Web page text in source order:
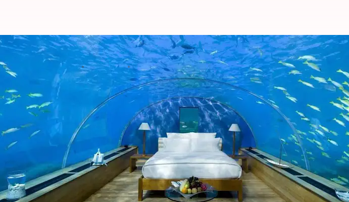
ప్రపంచంలోని విభిన్న హోటల్స్ గురించి ఇక్కడ తెలుసుకోండి
Sriram Pranateja May 08, 2023 01:32 pm
ఈ వార్తాకథనం ఏంటి
ఆతిధ్య రంగం రోజురోజుకు మారిపోతుంది. అతిధులను ఆకర్షించడానికి రకరకాల
ఇసుక గదుల హోటల్:
లండన్ లోని వీమచ్ సముద్ర తీరంలో ఈ హోటల్ ఉంది. ఇక్కడ బెడ్, సోఫా అన్నీ
విమాన హోటల్:
స్వీడన్ లోని ఆర్లాండ్ ఎయిర్ పోర్టులోని ఒక విమానంలో ఈ హోటల్ ఉంది. ఈ విమానంలోని